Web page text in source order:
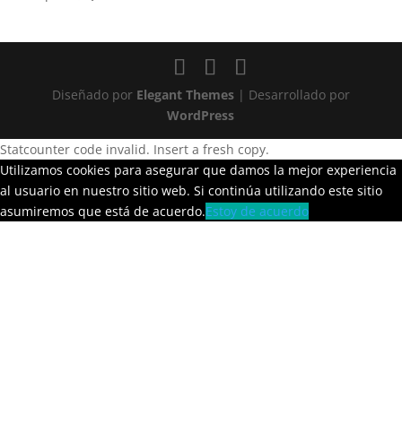
Diseñado por Elegant Themes| Desarrollado por
WordPress
Statcounter code invalid. Insert a fresh copy.
Utilizamos cookies para asegurar que damos la mejor experiencia
al usuario en nuestro sitio web. Si continúa utilizando este sitio
asumiremos que está de acuerdo.Estoy de acuerdo